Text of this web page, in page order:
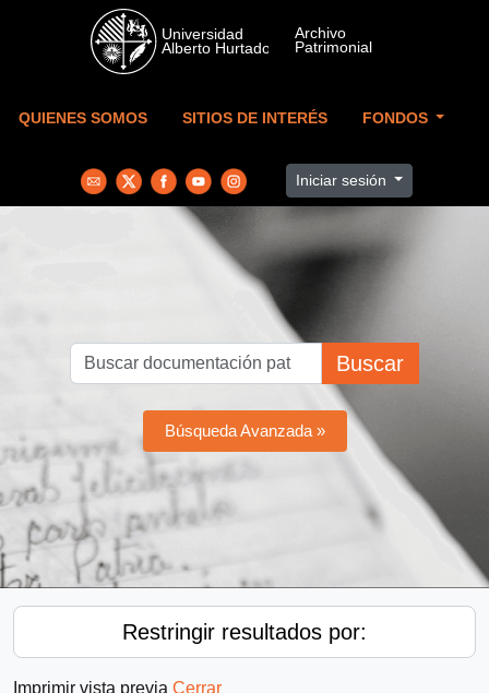
Skip to main content
QUIENES SOMOS SITIOS DE INTERÉS FONDOS
Iniciar sesión
Buscar
Búsqueda Avanzada »
Restringir resultados por:
Imprimir vista previa Cerrar